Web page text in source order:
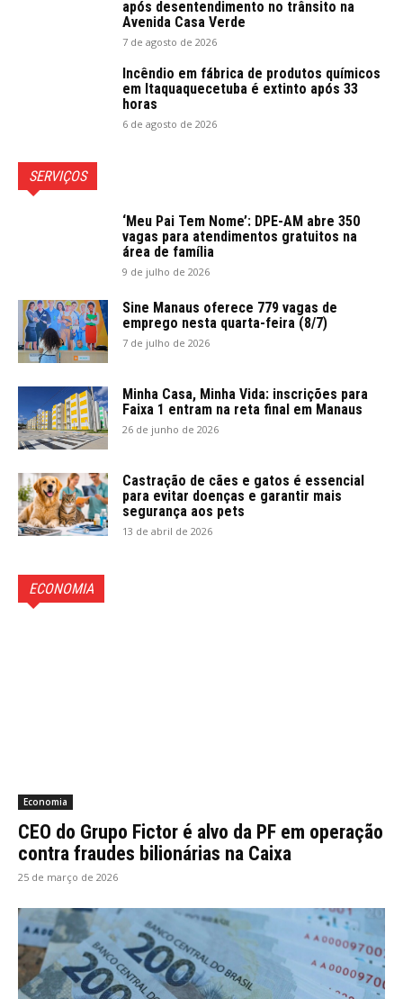
após desentendimento no trânsito na
Avenida Casa Verde
7 de agosto de 2026
Incêndio em fábrica de produtos químicos
em Itaquaquecetuba é extinto após 33
horas
6 de agosto de 2026
SERVIÇOS
‘Meu Pai Tem Nome’: DPE-AM abre 350
vagas para atendimentos gratuitos na
área de família
9 de julho de 2026
Sine Manaus oferece 779 vagas de
emprego nesta quarta-feira (8/7)
7 de julho de 2026
Minha Casa, Minha Vida: inscrições para
Faixa 1 entram na reta final em Manaus
26 de junho de 2026
Castração de cães e gatos é essencial
para evitar doenças e garantir mais
segurança aos pets
13 de abril de 2026
ECONOMIA
Economia
CEO do Grupo Fictor é alvo da PF em operação
contra fraudes bilionárias na Caixa
25 de março de 2026